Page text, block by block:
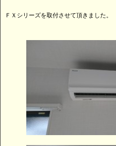
ＦＸシリーズを取付させて頂きました。